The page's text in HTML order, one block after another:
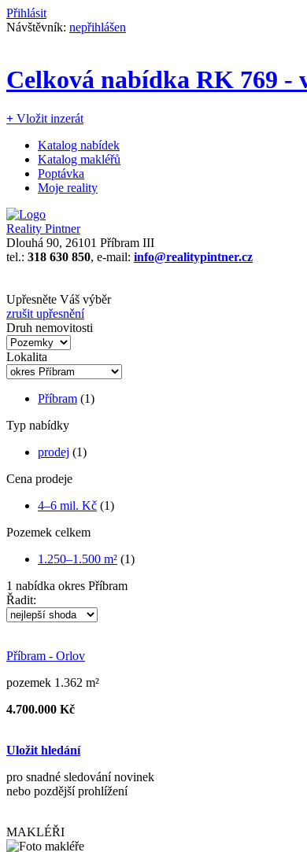
Přihlásit
Návštěvník: nepřihlášen
Celková nabídka RK 769 -
+ Vložit inzerát
Katalog nabídek
Katalog makléřů
Poptávka
Moje reality
Reality Pintner
Dlouhá 90, 26101 Příbram III
tel.: 318 630 850, e-mail: info@realitypintner.cz
Upřesněte Váš výběr
zrušit upřesnění
Druh nemovitosti
Lokalita
Příbram (1)
Typ nabídky
prodej (1)
Cena prodeje
4–6 mil. Kč (1)
Pozemek celkem
1.250–1.500 m² (1)
1 nabídka okres Příbram
Řadit:
Příbram - Orlov
pozemek 1.362 m²
4.700.000 Kč
Uložit hledání
pro snadné sledování novinek
nebo pozdější prohlížení
MAKLÉŘI